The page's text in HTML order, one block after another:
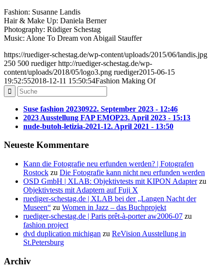
Fashion: Susanne Landis
Hair & Make Up: Daniela Berner
Photography: Rüdiger Schestag
Music: Alone To Dream von Abigail Stauffer
https://ruediger-schestag.de/wp-content/uploads/2015/06/landis.jpg
250 500 ruediger http://ruediger-schestag.de/wp-
content/uploads/2018/05/logo3.png ruediger2015-06-15
19:52:552018-12-11 15:50:54Fashion Making Of
Suse fashion 20230922. September 2023 - 12:46
2023 Ausstellung FAP EMOP23. April 2023 - 15:13
nude-butoh-letizia-2021-12. April 2021 - 13:50
Neueste Kommentare
Kann die Fotografie neu erfunden werden? | Fotografen
Rostock zu Die Fotografie kann nicht neu erfunden werden
OSD GmbH | XLAB: Objektivtests mit KIPON Adapterzu
Objektivtests mit Adaptern auf Fuji X
ruediger-schestag.de | XLAB bei der „Langen Nacht der
Museen“ zu Women in Jazz – das Buchprojekt
ruediger-schestag.de | Paris prêt-à-porter aw2006-07 zu
fashion project
dvd duplication michigan zu ReVision Ausstellung in
St.Petersburg
Archiv